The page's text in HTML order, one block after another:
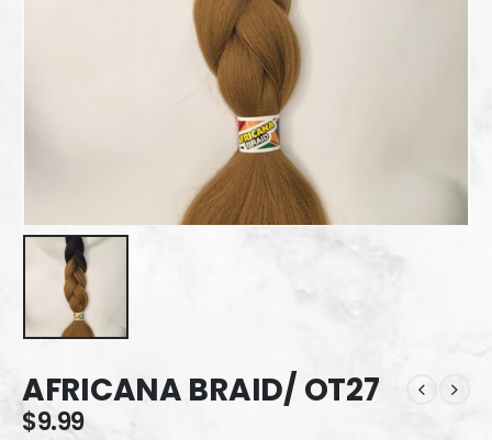
AFRICANA BRAID/ OT27
$9.99